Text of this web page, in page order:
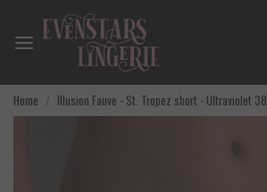
Home Illusion Fauve - St. Tropez short - Ultraviolet 38